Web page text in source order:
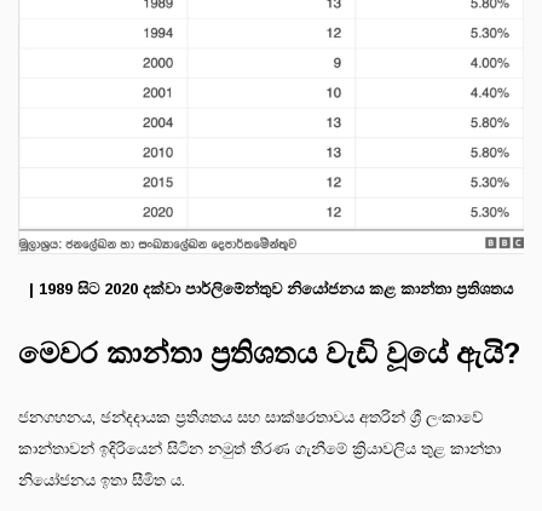
| 1989 සිට 2020 දක්වා පාර්ලිමේන්තුව නියෝජනය කළ කාන්තා ප්‍රතිශතය
මෙවර කාන්තා ප්‍රතිශතය වැඩි වූයේ ඇයි?
ජනගහනය, ඡන්දදායක ප්‍රතිශතය සහ සාක්ෂරතාවය අතරින් ශ්‍රී ලංකාවේ
කාන්තාවන් ඉදිරියෙන් සිටින නමුත් තීරණ ගැනීමේ ක්‍රියාවලිය තුළ කාන්තා
නියෝජනය ඉතා සීමිත ය.